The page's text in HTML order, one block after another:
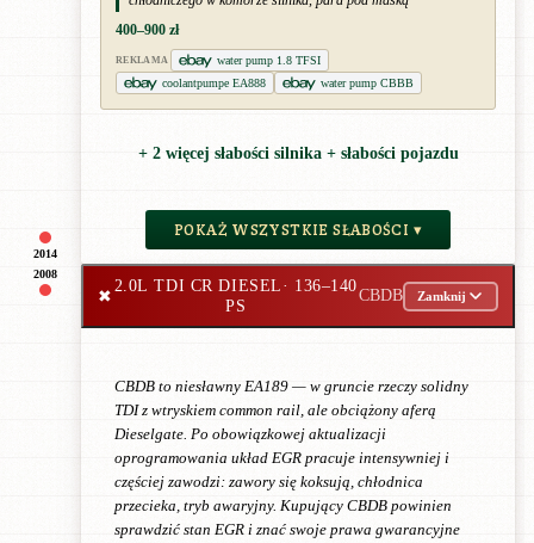
2014
400–900 zł
REKLAMA
water pump 1.8 TFSI
coolantpumpe EA888
water pump CBBB
+ 2 więcej słabości silnika + słabości pojazdu
POKAŻ WSZYSTKIE SŁABOŚCI ▾
2008
✖
2.0L TDI CR DIESEL· 136–140
PS
CBDB Zamknij
CBDB to niesławny EA189 — w gruncie rzeczy solidny
TDI z wtryskiem common rail, ale obciążony aferą
Dieselgate. Po obowiązkowej aktualizacji
oprogramowania układ EGR pracuje intensywniej i
częściej zawodzi: zawory się koksują, chłodnica
przecieka, tryb awaryjny. Kupujący CBDB powinien
sprawdzić stan EGR i znać swoje prawa gwarancyjne